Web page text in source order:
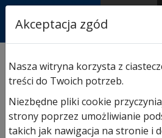
AUTORYZOWANY
PARTNER & SERWIS
segmentowych garażowych/
gruntująca w puszce (1kg)
Akceptacja zgód
Nasza witryna korzysta z
treści do Twoich potrzeb.
Niezbędne pliki cookie
strony poprzez umożliwianie
takich jak nawigacja na stronie i